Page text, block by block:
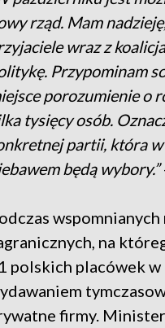
rząd. Mam
wraz z
Przypominam
porozumienie o
tysięcy osób.
partii, która w
będą wybory.”
na
polskich placówek w
firmy.